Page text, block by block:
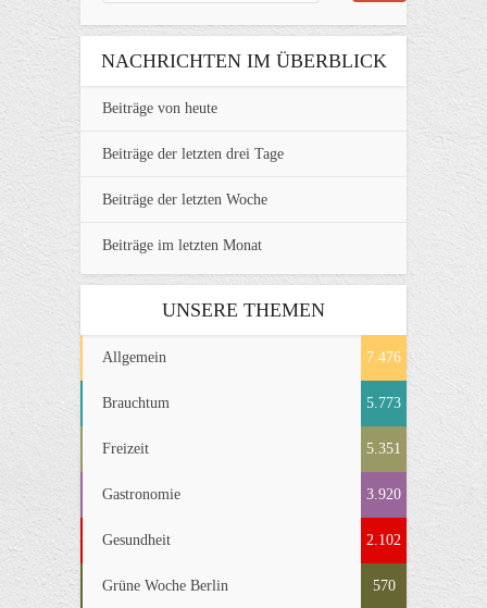
NACHRICHTEN IM ÜBERBLICK
Beiträge von heute
Beiträge der letzten drei Tage
Beiträge der letzten Woche
Beiträge im letzten Monat
UNSERE THEMEN
Allgemein 7.476
Brauchtum 5.773
Freizeit 5.351
Gastronomie 3.920
Gesundheit 2.102
Grüne Woche Berlin 570